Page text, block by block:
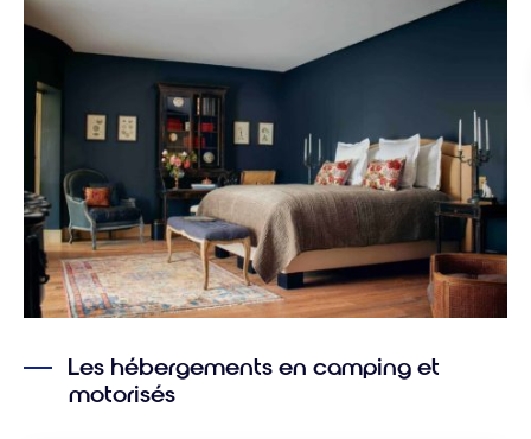
Les hébergements en camping et
motorisés